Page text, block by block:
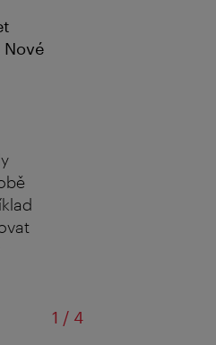
1 /z4